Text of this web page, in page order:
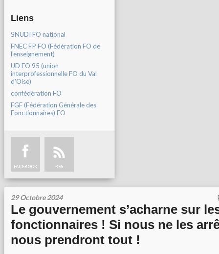
Liens
SNUDI FO national
FNEC FP FO (Fédération FO de
l'enseignement)
UD FO 95 (union
interprofessionnelle FO du Val
d'Oise)
confédération FO
FGF (Fédération Générale des
Fonctionnaires) FO
FACEBOOK RSS
29 Octobre 2024
Le gouvernement s’acharne sur
fonctionnaires ! Si nous ne les
nous prendront tout !